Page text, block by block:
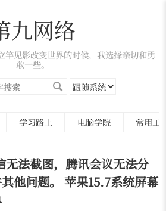
九网络
竿见影改变世界的时候，我选择亲切和勇
敢一些。
学习路上 电脑学院 常用工
无法截图，腾讯会议无法分
他问题。 苹果15.7系统屏幕